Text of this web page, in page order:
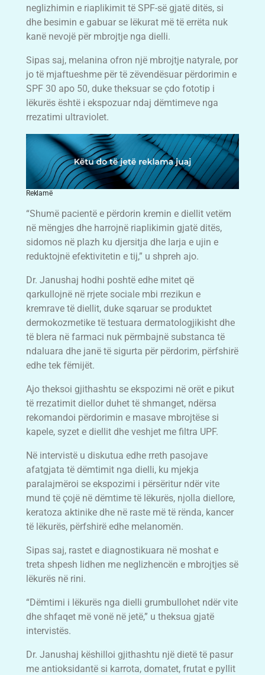
neglizhimin e riaplikimit të SPF-së gjatë ditës, si
dhe besimin e gabuar se lëkurat më të errëta nuk
kanë nevojë për mbrojtje nga dielli.
Sipas saj, melanina ofron një mbrojtje natyrale, por
jo të mjaftueshme për të zëvendësuar përdorimin e
SPF 30 apo 50, duke theksuar se çdo fototip i
lëkurës është i ekspozuar ndaj dëmtimeve nga
rrezatimi ultraviolet.
Reklamë
“Shumë pacientë e përdorin kremin e diellit vetëm
në mëngjes dhe harrojnë riaplikimin gjatë ditës,
sidomos në plazh ku djersitja dhe larja e ujin e
reduktojnë efektivitetin e tij,” u shpreh ajo.
Dr. Janushaj hodhi poshtë edhe mitet që
qarkullojnë në rrjete sociale mbi rrezikun e
kremrave të diellit, duke sqaruar se produktet
dermokozmetike të testuara dermatologjikisht dhe
të blera në farmaci nuk përmbajnë substanca të
ndaluara dhe janë të sigurta për përdorim, përfshirë
edhe tek fëmijët.
Ajo theksoi gjithashtu se ekspozimi në orët e pikut
të rrezatimit diellor duhet të shmanget, ndërsa
rekomandoi përdorimin e masave mbrojtëse si
kapele, syzet e diellit dhe veshjet me filtra UPF.
Në intervistë u diskutua edhe rreth pasojave
afatgjata të dëmtimit nga dielli, ku mjekja
paralajmëroi se ekspozimi i përsëritur ndër vite
mund të çojë në dëmtime të lëkurës, njolla diellore,
keratoza aktinike dhe në raste më të rënda, kancer
të lëkurës, përfshirë edhe melanomën.
Sipas saj, rastet e diagnostikuara në moshat e
treta shpesh lidhen me neglizhencën e mbrojtjes së
lëkurës në rini.
“Dëmtimi i lëkurës nga dielli grumbullohet ndër vite
dhe shfaqet më vonë në jetë,” u theksua gjatë
intervistës.
Dr. Janushaj këshilloi gjithashtu një dietë të pasur
me antioksidantë si karrota, domatet, frutat e pyllit